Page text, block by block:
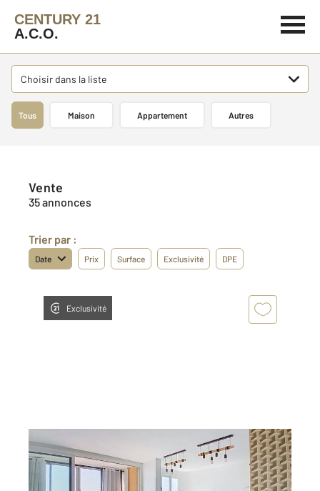
CENTURY 21
A.C.O.
Choisir dans la liste
Tous Maison Appartement Autres
Vente
35 annonces
Trier par :
Date Prix Surface Exclusivité DPE
Exclusivité
MERIGNAC 33
77,22 m2, 4 pièces
Ref : 14936